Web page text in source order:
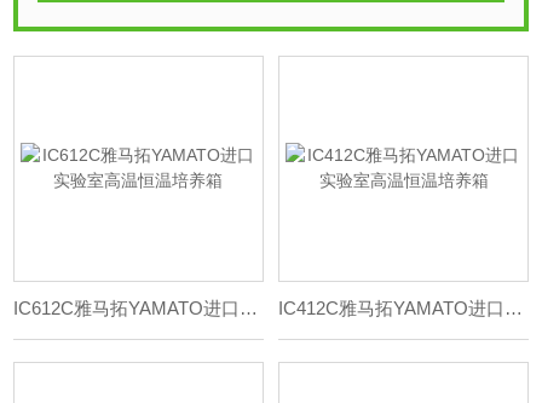
IC612C雅马拓YAMATO进口实验室高温恒温培养箱 IC412C雅马拓YAMATO进口实验室高温恒温培养箱